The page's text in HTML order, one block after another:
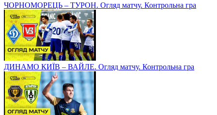
ЧОРНОМОРЕЦЬ – ТУРОН. Огляд матчу. Контрольна гра
ДИНАМО КИЇВ – ВАЙЛЕ. Огляд матчу. Контрольна гра